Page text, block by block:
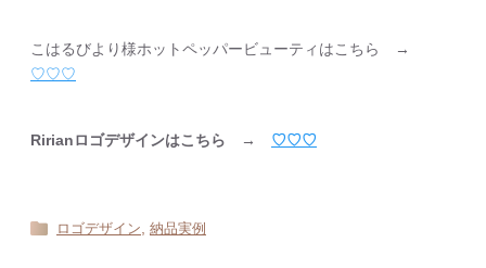
こはるびより様ホットペッパービューティはこちら →
♡♡♡
Ririanロゴデザインはこちら → ♡♡♡
ロゴデザイン 納品実例